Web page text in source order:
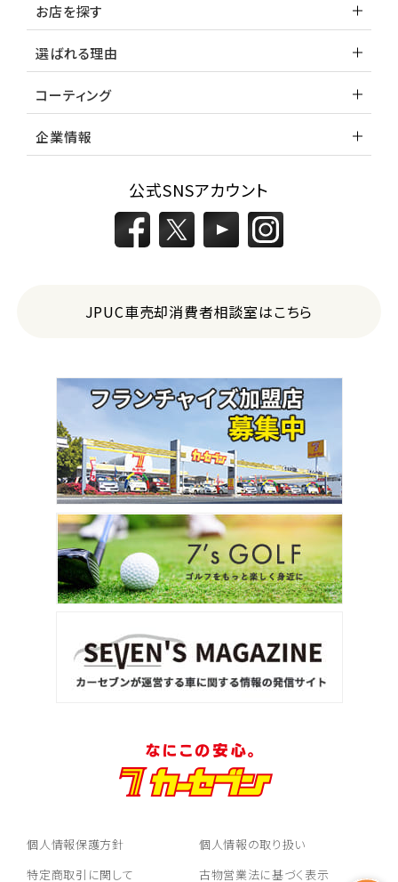
お店を探す
選ばれる理由
コーティング
企業情報
公式SNSアカウント
JPUC車売却消費者相談室はこちら
個人情報保護方針
個人情報の取り扱い
特定商取引に関して
古物営業法に基づく表示